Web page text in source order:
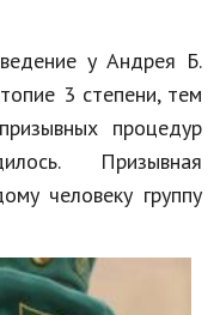
у Андрея Б.
3 степени, тем
процедур
Призывная
человеку группу